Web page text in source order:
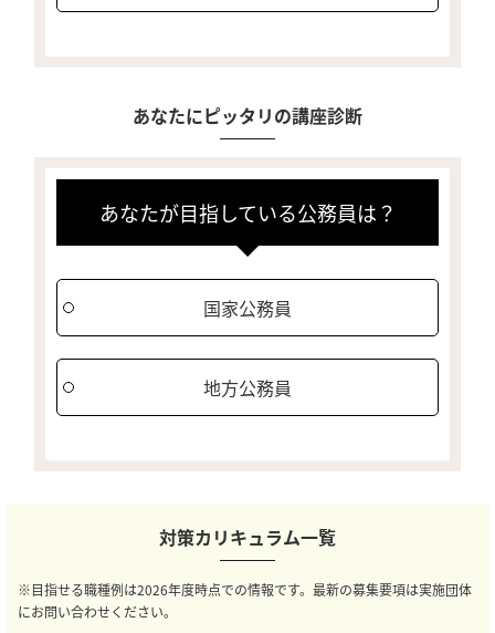
あなたにピッタリの講座診断
あなたが目指している公務員は？
国家公務員
地方公務員
対策カリキュラム一覧
※目指せる職種例は2026年度時点での情報です。最新の募集要項は実施団体
にお問い合わせください。